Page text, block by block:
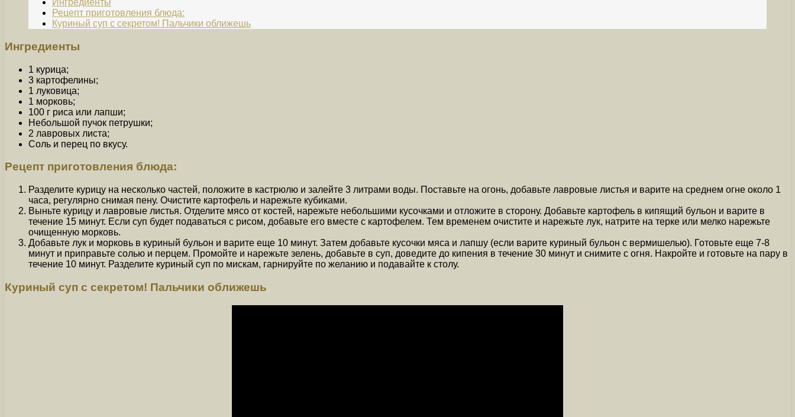
Ингредиенты
Рецепт приготовления блюда:
Куриный суп с секретом! Пальчики оближешь
Ингредиенты
1 курица;
3 картофелины;
1 луковица;
1 морковь;
100 г риса или лапши;
Небольшой пучок петрушки;
2 лавровых листа;
Соль и перец по вкусу.
Рецепт приготовления блюда:
Разделите курицу на несколько частей, положите в кастрюлю и залейте 3 литрами воды. Поставьте на огонь, добавьте лавровые листья и варите на среднем огне около 1
часа, регулярно снимая пену. Очистите картофель и нарежьте кубиками.
Выньте курицу и лавровые листья. Отделите мясо от костей, нарежьте небольшими кусочками и отложите в сторону. Добавьте картофель в кипящий бульон и варите в
течение 15 минут. Если суп будет подаваться с рисом, добавьте его вместе с картофелем. Тем временем очистите и нарежьте лук, натрите на терке или мелко нарежьте
очищенную морковь.
Добавьте лук и морковь в куриный бульон и варите еще 10 минут. Затем добавьте кусочки мяса и лапшу (если варите куриный бульон с вермишелью). Готовьте еще 7-8
минут и приправьте солью и перцем. Промойте и нарежьте зелень, добавьте в суп, доведите до кипения в течение 30 минут и снимите с огня. Накройте и готовьте на пару в
течение 10 минут. Разделите куриный суп по мискам, гарнируйте по желанию и подавайте к столу.
Куриный суп с секретом! Пальчики оближешь